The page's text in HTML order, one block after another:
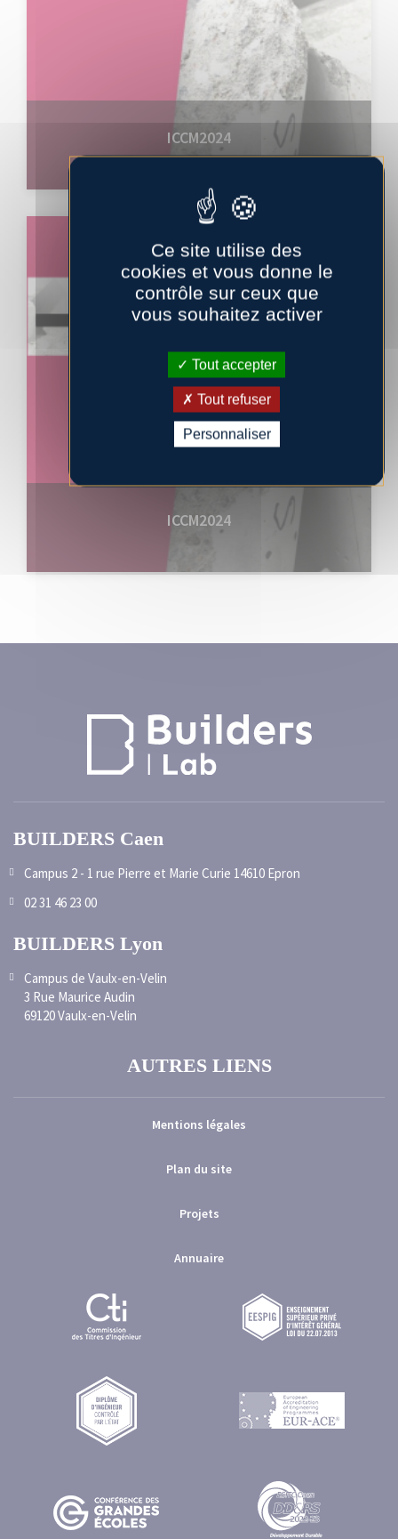
ICCM2024
ICCM2024
BUILDERS Caen
Campus 2 - 1 rue Pierre et Marie Curie 14610 Epron
02 31 46 23 00
BUILDERS Lyon
Campus de Vaulx-en-Velin
3 Rue Maurice Audin
69120 Vaulx-en-Velin
AUTRES LIENS
Mentions légales
Plan du site
Projets
Annuaire
Ce site utilise des
cookies et vous donne le
contrôle sur ceux que
vous souhaitez activer
Tout accepter
Tout refuser
Personnaliser